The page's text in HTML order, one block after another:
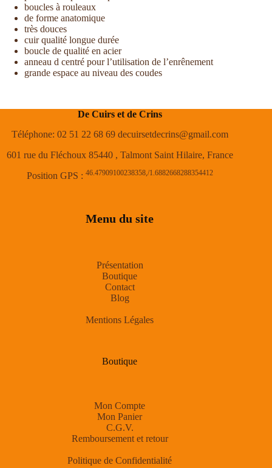
boucles à rouleaux
de forme anatomique
très douces
cuir qualité longue durée
boucle de qualité en acier
anneau d centré pour l’utilisation de l’enrênement
grande espace au niveau des coudes
De Cuirs et de Crins
Téléphone: 02 51 22 68 69 decuirsetdecrins@gmail.com
601 rue du Fléchoux 85440 , Talmont Saint Hilaire, France
Position GPS : 46.47909100238358,/1.6882668288354412
Menu du site
Présentation
Boutique
Contact
Blog
Mentions Légales
Boutique
Mon Compte
Mon Panier
C.G.V.
Remboursement et retour
Politique de Confidentialité